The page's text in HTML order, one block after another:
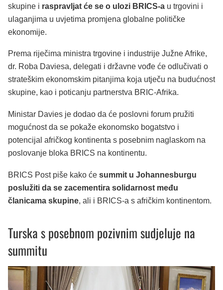
skupine i raspravljat će se o ulozi BRICS-a u trgovini i
ulaganjima u uvjetima promjena globalne političke
ekonomije.
Prema riječima ministra trgovine i industrije Južne Afrike,
dr. Roba Daviesa, delegati i državne vođe će odlučivati o
strateškim ekonomskim pitanjima koja utječu na budućnost
skupine, kao i poticanju partnerstva BRIC-Afrika.
Ministar Davies je dodao da će poslovni forum pružiti
mogućnost da se pokaže ekonomsko bogatstvo i
potencijal afričkog kontinenta s posebnim naglaskom na
poslovanje bloka BRICS na kontinentu.
BRICS Post piše kako će summit u Johannesburgu
poslužiti da se zacementira solidarnost među
članicama skupine, ali i BRICS-a s afričkim kontinentom.
Turska s posebnom pozivnim sudjeluje na
summitu